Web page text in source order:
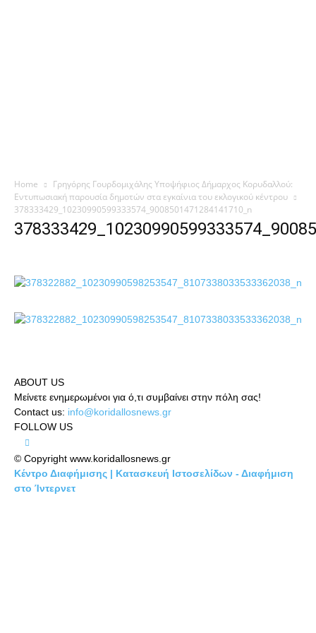
Home
Γρηγόρης Γουρδομιχάλης Υποψήφιος Δήμαρχος Κορυδαλλού:
Εντυπωσιακή παρουσία δημοτών στα εγκαίνια του εκλογικού κέντρου
378333429_10230990599333574_9008501471284141710_n
ABOUT US
Μείνετε ενημερωμένοι για ό,τι συμβαίνει στην πόλη σας!
Contact us: info@koridallosnews.gr
FOLLOW US
© Copyright www.koridallosnews.gr
Κέντρο Διαφήμισης | Κατασκευή Ιστοσελίδων - Διαφήμιση
στο Ίντερνετ